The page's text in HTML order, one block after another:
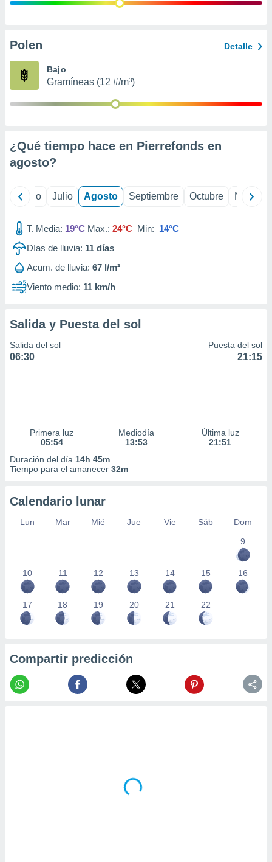
e
publicidad
Polen Detalle
Bajo
Gramíneas (12 #/m³)
¿Qué tiempo hace en Pierrefonds en
agosto?
Junio Julio Agosto Septiembre Octubre
T. Media: 19°C Max.: 24°C Min: 14°C
Días de lluvia: 11 días
Acum. de lluvia: 67 l/m²
Viento medio: 11 km/h
Salida y Puesta del sol
Salida del sol
06:30
Puesta del sol
21:15
Primera luz
05:54
Mediodía
13:53
Última luz
21:51
Duración del día 14h 45m
Tiempo para el amanecer 32m
Calendario lunar
Lun Mar Mié Jue Vie Sáb
Dom
9
10 11 12 13 14 15 16
17 18 19 20 21 22
Compartir predicción